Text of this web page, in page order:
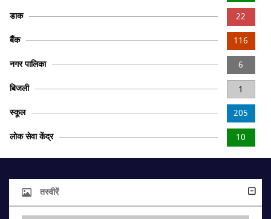
22
डाक
116
बैंक
6
नगर पालिका
1
बिजली
205
स्कूल
10
लोक सेवा केंद्र
तस्वीरें